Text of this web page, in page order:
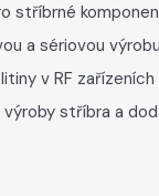
stříbrné
a sériovou výrobu
v RF
stříbra a